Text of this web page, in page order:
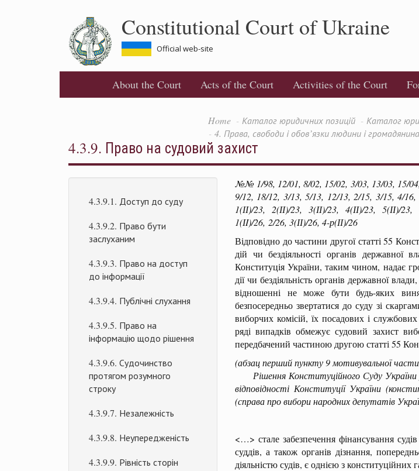
Constitutional Court of Ukraine
Official web-site
About the Court Acts of the Court Activities of the Court
Home Каталог юридичних позицій
Каталог
4. Права, свободи і обов’язки людини і громадянина
4.3.9. Право на судовий захист
4.3.9.1. Доступ до суду
4.3.9.2. Право бути
заслуханим
4.3.9.3. Право на доступ
до інформації
4.3.9.4. Публічні слухання
4.3.9.5. Право на
інформацію щодо рішення
4.3.9.6. Судочинство
протягом розумного
строку
4.3.9.7. Незалежність
4.3.9.8. Неупередженість
4.3.9.9. Рівність сторін
№№ 1/98, 12/01, 8/02, 15/02, 3/03, 13/03, 15/
9/12, 18/12, 3/13, 5/13, 12/13, 2/15, 3/15, 4/16,
1(ІІ)/23, 2(ІІ)/23, 3(ІІ)/23, 4(ІІ)/23, 5(ІІ)/
1(ІI)/26, 2/26, 3(ІІ)/26, 4-р(ІІ)/26
Відповідно до частини другої статті 55
дій чи бездіяльності органів державної
Конституція України, таким чином, надає
дії чи бездіяльність органів державної
відношенні не може бути будь-яких
безпосередньо звертатися до суду зі
виборчих комісій, їх посадових і
ряді випадків обмежує судовий захист
передбачений частиною другою статті 55
(абзац перший пункту 9 мотивувальної
Рішення Конституційного Суду України
відповідності Конституції України
(справа про вибори народних депутатів
<…> стале забезпечення фінансування
суддів, а також органів дізнання,
діяльністю судів, є однією з конституційних